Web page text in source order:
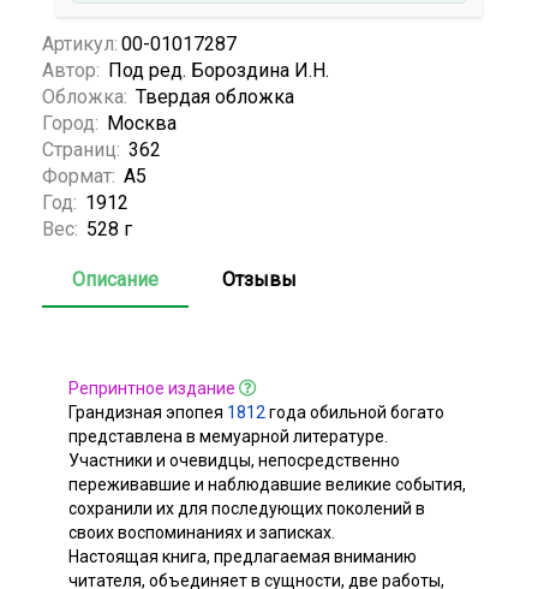
Артикул: 00-01017287
Автор: Под ред. Бороздина И.Н.
Обложка: Твердая обложка
Город: Москва
Страниц: 362
Формат: А5
Год: 1912
Вес: 528 г
Описание Отзывы
Репринтное издание
Грандизная эпопея 1812 года обильной богато
представлена в мемуарной литературе.
Участники и очевидцы, непосредственно
переживавшие и наблюдавшие великие события,
сохранили их для последующих поколений в
своих воспоминаниях и записках.
Настоящая книга, предлагаемая вниманию
читателя, объединяет в сущности, две работы,